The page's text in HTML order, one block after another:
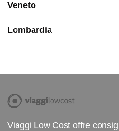
Veneto
Lombardia
Viaggi Low Cost offre